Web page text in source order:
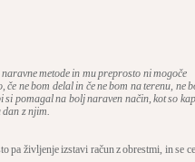
metode in mu preprosto ni mogoče
ne bom delal in če ne bom na terenu, ne
pomagal na bolj naraven način, kot so
dan z njim.
pa življenje izstavi račun z obrestmi, in se